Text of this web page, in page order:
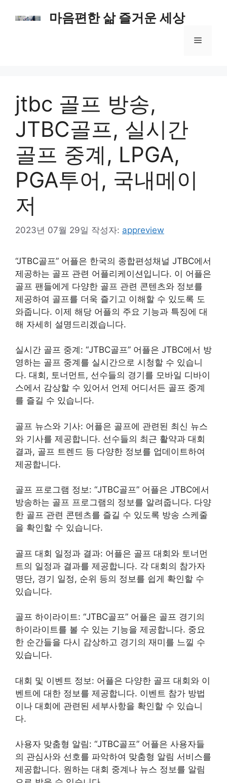
마음편한 삶 즐거운 세상
메
jtbc 골프 방송,
JTBC골프, 실시간
골프 중계, LPGA,
PGA투어, 국내메이
저
2023년 07월 29일 작성자: appreview
“JTBC골프” 어플은 한국의 종합편성채널 JTBC에서
제공하는 골프 관련 어플리케이션입니다. 이 어플은
골프 팬들에게 다양한 골프 관련 콘텐츠와 정보를
제공하여 골프를 더욱 즐기고 이해할 수 있도록 도
와줍니다. 이제 해당 어플의 주요 기능과 특징에 대
해 자세히 설명드리겠습니다.
실시간 골프 중계: “JTBC골프” 어플은 JTBC에서 방
영하는 골프 중계를 실시간으로 시청할 수 있습니
다. 대회, 토너먼트, 선수들의 경기를 모바일 디바이
스에서 감상할 수 있어서 언제 어디서든 골프 중계
를 즐길 수 있습니다.
골프 뉴스와 기사: 어플은 골프에 관련된 최신 뉴스
와 기사를 제공합니다. 선수들의 최근 활약과 대회
결과, 골프 트렌드 등 다양한 정보를 업데이트하여
제공합니다.
골프 프로그램 정보: “JTBC골프” 어플은 JTBC에서
방송하는 골프 프로그램의 정보를 알려줍니다. 다양
한 골프 관련 콘텐츠를 즐길 수 있도록 방송 스케줄
을 확인할 수 있습니다.
골프 대회 일정과 결과: 어플은 골프 대회와 토너먼
트의 일정과 결과를 제공합니다. 각 대회의 참가자
명단, 경기 일정, 순위 등의 정보를 쉽게 확인할 수
있습니다.
골프 하이라이트: “JTBC골프” 어플은 골프 경기의
하이라이트를 볼 수 있는 기능을 제공합니다. 중요
한 순간들을 다시 감상하고 경기의 재미를 느낄 수
있습니다.
대회 및 이벤트 정보: 어플은 다양한 골프 대회와 이
벤트에 대한 정보를 제공합니다. 이벤트 참가 방법
이나 대회에 관련된 세부사항을 확인할 수 있습니
다.
사용자 맞춤형 알림: “JTBC골프” 어플은 사용자들
의 관심사와 선호를 파악하여 맞춤형 알림 서비스를
제공합니다. 원하는 대회 중계나 뉴스 정보를 알림